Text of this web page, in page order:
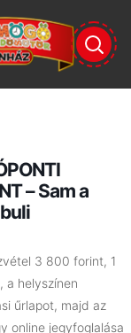
– Sam a
3 800 forint, 1
a helyszínen
űrlapot, majd az
online jegyfoglalása